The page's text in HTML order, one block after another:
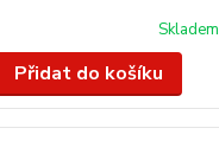
Skladem
Přidat do košíku